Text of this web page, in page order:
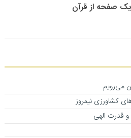
صفحه از قرآن
می‌رویم
کشاورزی نیمروز
قدرت الهی